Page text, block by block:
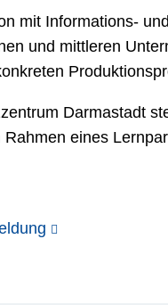
mit Informations-
und mittleren
Darmastadt
eines